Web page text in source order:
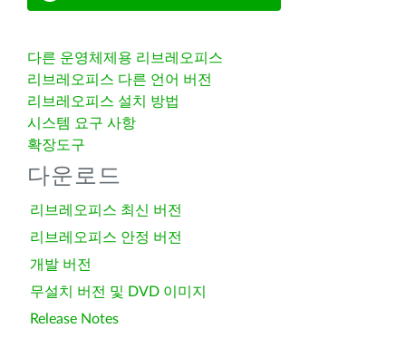
다른 운영체제용 리브레오피스
리브레오피스 다른 언어 버전
리브레오피스 설치 방법
시스템 요구 사항
확장도구
다운로드
리브레오피스 최신 버전
리브레오피스 안정 버전
개발 버전
무설치 버전 및 DVD 이미지
Release Notes